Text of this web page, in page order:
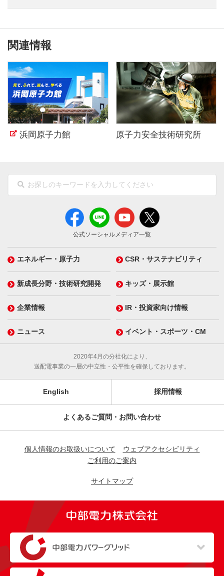
関連情報
浜岡原子力館 原子力安全技術研究所
公式ソーシャルメディア一覧
エネルギー・原子力 CSR・サステナビリティ
新成長分野・技術研究開発 キッズ・展示館
企業情報 IR・投資家向け情報
ニュース イベント・スポーツ・CM
2020年4月の分社化により、
送配電事業の一層の中立性・公平性を確保しております。
English 採用情報
よくあるご質問・お問い合わせ
個人情報のお取扱いについて
ウェブアクセシビリティ
ご利用のご案内
サイトマップ
（新しいウィンドウを開きます）